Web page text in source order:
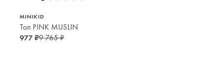
MINIKID
Топ PINK MUSLIN
977 ₽9 765 ₽